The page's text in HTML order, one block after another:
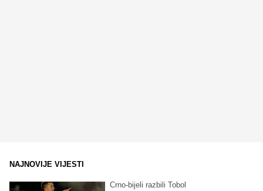
NAJNOVIJE VIJESTI
Crno-bijeli razbili Tobol